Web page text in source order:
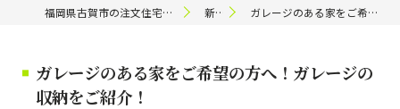
福岡県古賀市の注文住宅ならライフスタイル 一級建築士事務所 新着情報 ガレージのある家をご希望の方へ！ガレージの収納をご紹介！
ガレージのある家をご希望の方へ！ガレージの
収納をご紹介！